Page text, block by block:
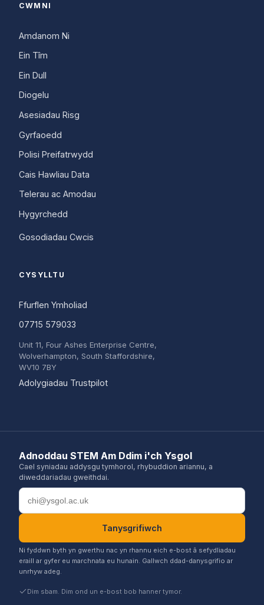
CWMNI
Amdanom Ni
Ein Tîm
Ein Dull
Diogelu
Asesiadau Risg
Gyrfaoedd
Polisi Preifatrwydd
Cais Hawliau Data
Telerau ac Amodau
Hygyrchedd
Gosodiadau Cwcis
CYSYLLTU
Ffurflen Ymholiad
07715 579033
Unit 11, Four Ashes Enterprise Centre,
Wolverhampton, South Staffordshire,
WV10 7BY
Adolygiadau Trustpilot(opens in a new tab)
Adnoddau STEM Am Ddim i'ch Ysgol
Cael syniadau addysgu tymhorol, rhybuddion ariannu, a
diweddariadau gweithdai.
Cyfeiriad e-bost
Tanysgrifiwch
Ni fyddwn byth yn gwerthu nac yn rhannu eich e-bost â sefydliadau
eraill ar gyfer eu marchnata eu hunain. Gallwch ddad-danysgrifio ar
unrhyw adeg.
Dim sbam. Dim ond un e-bost bob hanner tymor.